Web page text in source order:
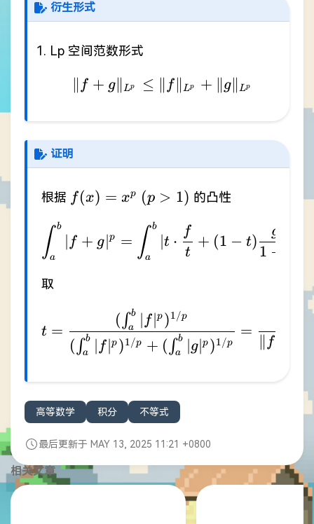
衍生形式
Lp 空间范数形式
\lVert f+g \rVert
f + g Lp ≤ f Lp + g Lp
证明
根据 f(x)=x^{p}
f(x) = xp (p>1)
(p > 1) 的凸性
∫a
b
f + g ∣p = ∫a
b
∣t ⋅
t
f
+ (1 − t)
1 −
g
取
t =
( ∫a
b ∣ f∣p )1/p + ( ∫a
b ∣g∣p )1/p
( ∫a
b ∣ f∣p )1/p
=
f
高等数学 积分 不等式
最后更新于 MAY 13, 2025 11:21 +0800
相关文章